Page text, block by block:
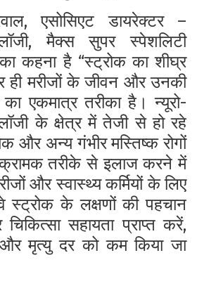
एसोसिएट डायरेक्टर –
मैक्स सुपर स्पेशलिटी
कहना है “स्ट्रोक का शीघ्र
ही मरीजों के जीवन और उनकी
एकमात्र तरीका है। न्यूरो-
के क्षेत्र में तेजी से हो रहे
और अन्य गंभीर मस्तिष्क रोगों
तरीके से इलाज करने में
और स्वास्थ्य कर्मियों के लिए
के लक्षणों की पहचान
सहायता प्राप्त करें,
और मृत्यु दर को कम किया जा